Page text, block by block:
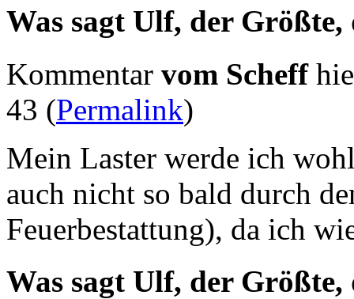
Was sagt Ulf, der Größte,
Kommentar vom Scheff
43 (Permalink)
Mein Laster werde ich
auch nicht so bald durch
Feuerbestattung), da ich
Was sagt Ulf, der Größte,